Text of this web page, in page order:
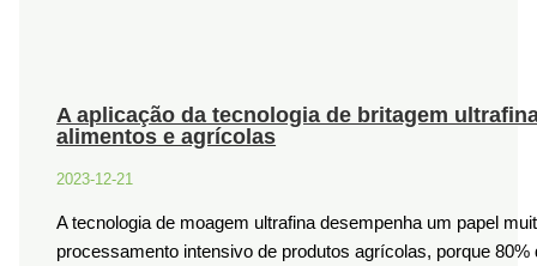
A aplicação da tecnologia de britagem
alimentos e agrícolas
2023-12-21
A tecnologia de moagem ultrafina desempenha um papel
processamento intensivo de produtos agrícolas, porque